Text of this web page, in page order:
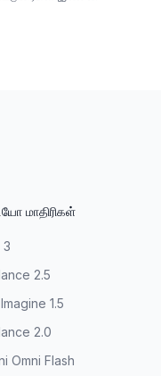
மாதிரிகள்
3
2.5
1.5
2.0
Omni Flash